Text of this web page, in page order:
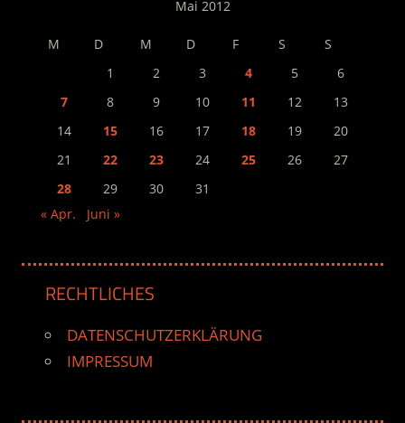
Mai 2012
M D M D F S
S
1
2 3 4 5
6
7
8 9 10 11 12
13
14
15 16 17 18 19
20
21
22 23 24 25 26
27
28
29 30
31
« Apr.
Juni »
RECHTLICHES
DATENSCHUTZERKLÄRUNG
IMPRESSUM